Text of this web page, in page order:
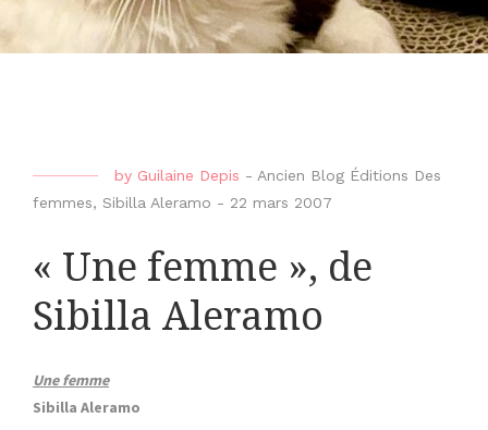
by Guilaine Depis - Ancien Blog Éditions Des
femmes, Sibilla Aleramo - 22 mars 2007
« Une femme », de
Sibilla Aleramo
Une femme
Sibilla Aleramo